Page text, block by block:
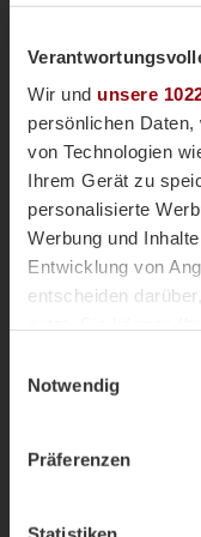
Wir und unsere
persönlichen
von Technologien
Ihrem Gerät zu
personalisierte
Werbung und
Entwicklung von
entscheiden
Trigger Symbol
Informationen
Ihr Gerät
Notwendig
Präferenzen